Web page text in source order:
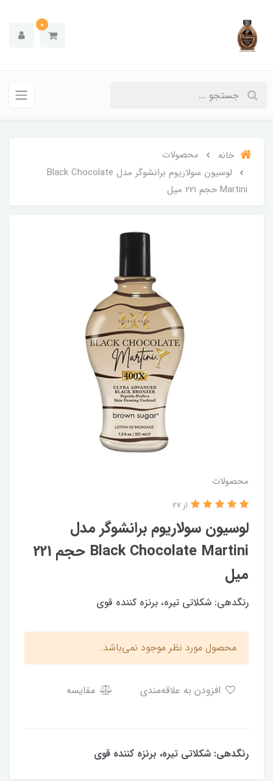
0
خانه
محصولات
لوسیون سولاریوم برانشوگر مدل Black Chocolate
Martini حجم 221 میل
محصولات
لوسیون سولاریوم برانشوگر مدل
Black Chocolate Martini حجم 221
میل
از 27
رنگدهی: شکلاتی تیره، برنزه کننده قوی
محصول مورد نظر موجود نمی‌باشد.
مقایسه
رنگدهی: شکلاتی تیره، برنزه کننده قوی